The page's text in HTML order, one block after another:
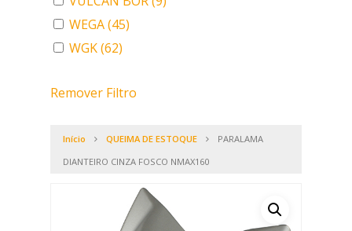
WEGA(45)
WGK(62)
Remover Filtro
Início QUEIMA DE ESTOQUE
PARALAMA
DIANTEIRO CINZA FOSCO NMAX160